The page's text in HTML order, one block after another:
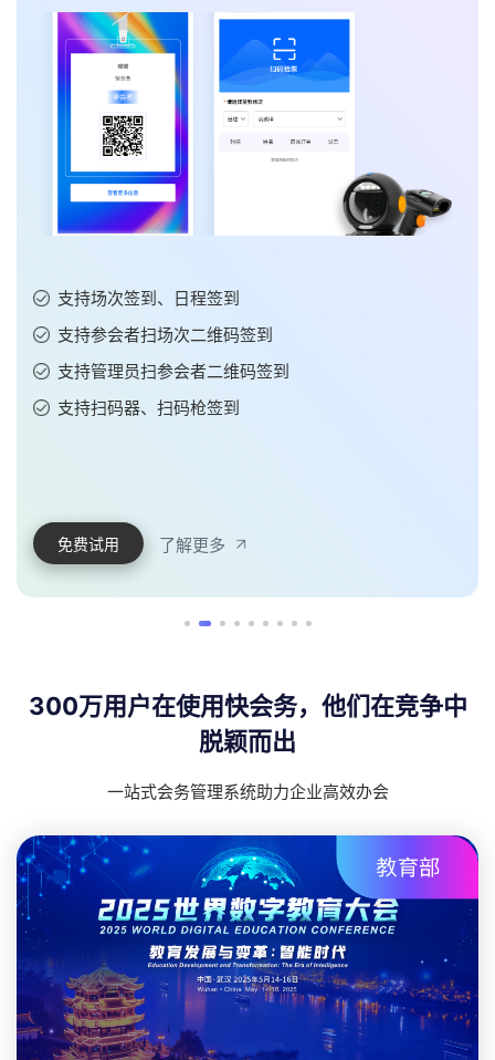
支持批量添加日程详情信息
支持开启是否单独报名、是否报名审核
支持报名人数限制
支持是否为全员日程
免费试用 了解更多
300万用户在使用快会务，他们在竞争中
脱颖而出
一站式会务管理系统助力企业高效办会